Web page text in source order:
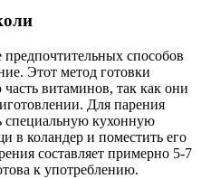
способов
Этот метод готовки
витаминов, так как они
Для парения
специальную кухонную
в коландер и поместить его
составляет примерно 5-7
к употреблению.